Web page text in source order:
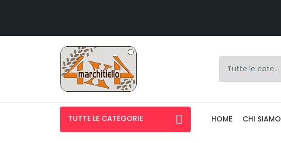
TUTTE LE CATEGORIE HOME CHI SIAMO